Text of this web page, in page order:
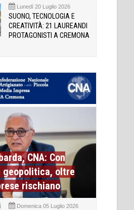
Lunedì 20 Luglio 2026
SUONO, TECNOLOGIA E
CREATIVITÀ: 21 LAUREANDI
PROTAGONISTI A CREMONA
CNA: Con
geopolitica, oltre
rischiano
Domenica 05 Luglio 2026